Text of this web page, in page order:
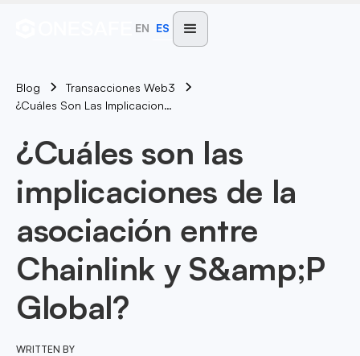
EN ES
Blog
Transacciones Web3
¿Cuáles Son Las Implicaciones De La Asociación Entre Chainlink Y S&amp;P Global?
¿Cuáles son las
implicaciones de la
asociación entre
Chainlink y S&amp;P
Global?
WRITTEN BY